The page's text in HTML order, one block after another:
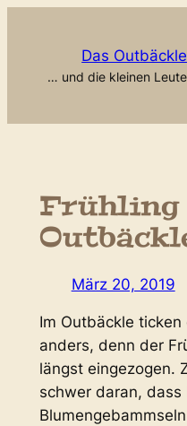
Das Outbäckle
… und die kleinen Leute
Frühling
März 20, 2019
Im Outbäckle
anders, denn der
längst eingezogen.
schwer daran, dass